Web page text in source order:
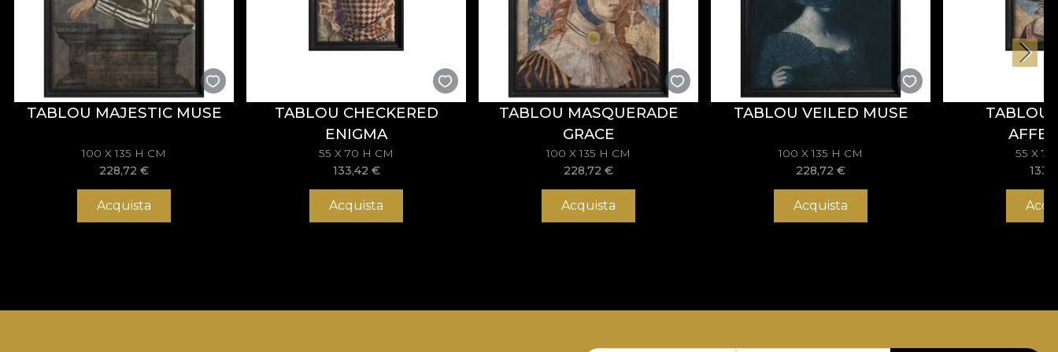
TABLOU MAJESTIC MUSE
100 X 135 H CM
228,72€
Acquista
TABLOU CHECKERED
ENIGMA
55 X 70 H CM
133,42 €
Acquista
TABLOU MASQUERADE
GRACE
100 X 135 H CM
228,72€
Acquista
TABLOU VEILED MUSE
100 X 135 H CM
228,72€
Acquista
TABLOU
55 X